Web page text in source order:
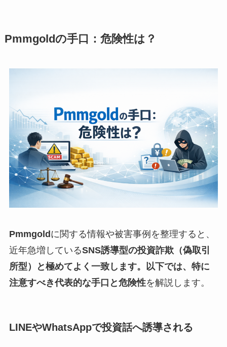
Pmmgoldの手口：危険性は？
Pmmgoldに関する情報や被害事例を整理すると、
近年急増しているSNS誘導型の投資詐欺（偽取引
所型）
と極めてよく一致します。以下では、特に
注意すべき代表的な手口と危険性を解説します。
LINEやWhatsAppで投資話へ誘導される